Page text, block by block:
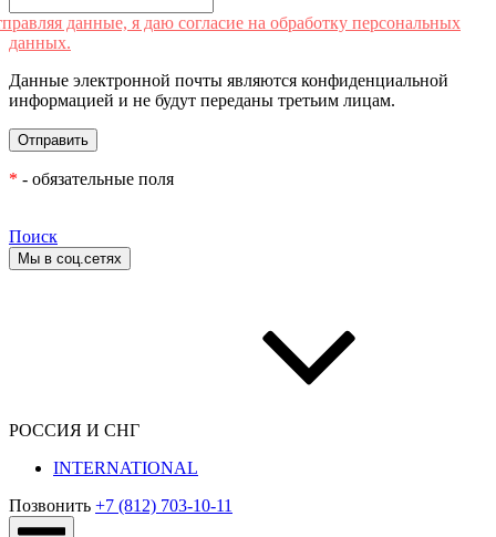
данные, я даю согласие на обработку персональных
данных.
Данные электронной почты являются конфиденциальной
информацией и не будут переданы третьим лицам.
* - обязательные поля
Поиск
Мы в соц.сетях
РОССИЯ И СНГ
INTERNATIONAL
Позвонить +7 (812) 703-10-11